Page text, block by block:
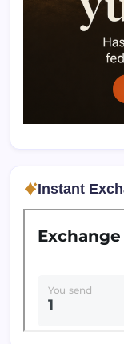
Instant